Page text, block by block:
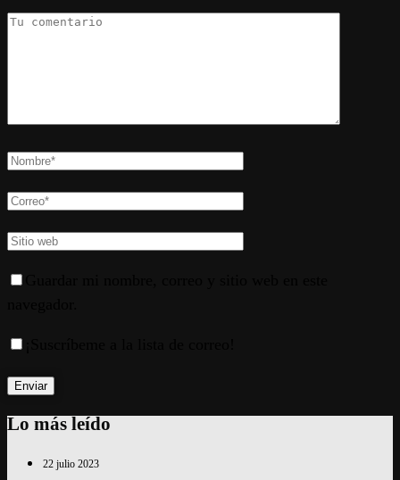
Lo más leído
22 julio 2023